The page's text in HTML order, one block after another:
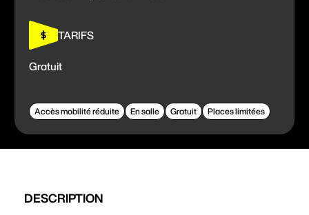
Foire aux questions
M'INSCRIRE À L'INFOLETTRE
TARIFS
Gratuit
Accès mobilité réduite En salle Gratuit Places limitées
DESCRIPTION